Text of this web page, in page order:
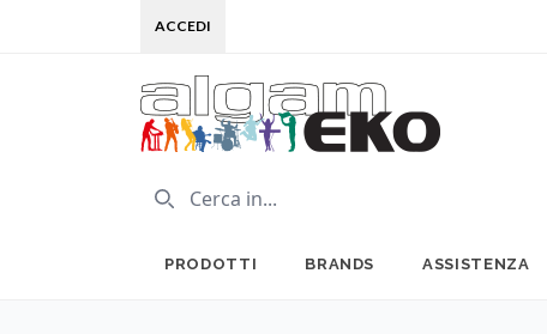
ACCEDI
PRODOTTI BRANDS ASSISTENZA